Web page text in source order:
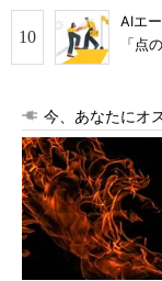
AIエ
「点
今、あなたにオ